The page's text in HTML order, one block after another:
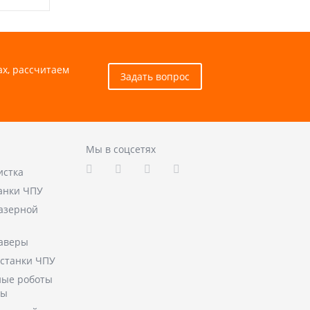
рассчитаем
Задать вопрос
ЧПУ
ЧПУ
роботы
Мы в соцсетях